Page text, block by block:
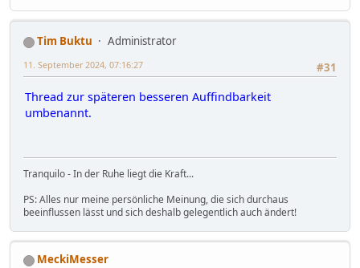
Tim Buktu
Administrator
#31
11. September 2024, 07:16:27
Thread zur späteren besseren Auffindbarkeit
umbenannt.
Tranquilo - In der Ruhe liegt die Kraft...
PS: Alles nur meine persönliche Meinung, die sich durchaus
beeinflussen lässt und sich deshalb gelegentlich auch ändert!
MeckiMesser